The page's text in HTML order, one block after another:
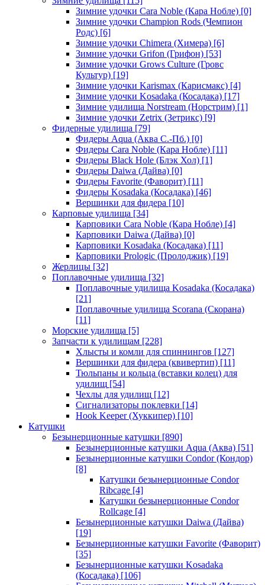
Зимние удочки Cara Noble (Кара Нобле) [0]
Зимние удочки Champion Rods (Чемпион
Родс) [6]
Зимние удочки Chimera (Химера) [6]
Зимние удочки Grifon (Грифон) [53]
Зимние удочки Grows Culture (Гровс
Культур) [19]
Зимние удочки Karismax (Карисмакс) [4]
Зимние удочки Kosadaka (Косадака) [17]
Зимние удилища Norstream (Норстрим) [1]
Зимние удочки Zetrix (Зетрикс) [9]
Фидерные удилища [79]
Фидеры Aqua (Аква С.-Пб.) [0]
Фидеры Cara Noble (Кара Нобле) [11]
Фидеры Black Hole (Блэк Хол) [1]
Фидеры Daiwa (Дайва) [0]
Фидеры Favorite (Фаворит) [11]
Фидеры Kosadaka (Косадака) [46]
Вершинки для фидера [10]
Карповые удилища [34]
Карповики Cara Noble (Кара Нобле) [4]
Карповики Daiwa (Дайва) [0]
Карповики Kosadaka (Косадака) [11]
Карповики Prologic (Пролоджик) [19]
Жерлицы [32]
Поплавочные удилища [32]
Поплавочные удилища Kosadaka (Косадака)
[21]
Поплавочные удилища Scorana (Скорана)
[11]
Морские удилища [5]
Запчасти к удилищам [228]
Хлысты и комли для спиннингов [127]
Вершинки для фидера (квивертип) [11]
Тюльпаны и кольца (вставки колец) для
удилищ [54]
Чехлы для удилищ [12]
Сигнализаторы поклевки [14]
Hook Keeper (Хуккипер) [10]
Катушки
Безынерционные катушки [890]
Безынерционные катушки Aqua (Аква) [51]
Безынерционные катушки Condor (Кондор)
[8]
Катушки безынерционные Condor
Ribcage [4]
Катушки безынерционные Condor
Rollcage [4]
Безынерционные катушки Daiwa (Дайва)
[19]
Безынерционные катушки Favorite (Фаворит)
[35]
Безынерционные катушки Kosadaka
(Косадака) [106]